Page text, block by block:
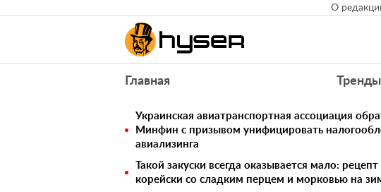
О
Главная Тренды
Украинская авиатранспортная ассоциация
Минфин с призывом унифицировать
авиализинга
Такой закуски всегда оказывается мало:
корейски со сладким перцем и морковью на